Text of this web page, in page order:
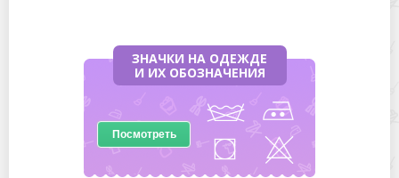
ЗНАЧКИ НА ОДЕЖДЕ
И ИХ ОБОЗНАЧЕНИЯ
Посмотреть